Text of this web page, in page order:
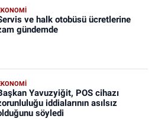
ve halk otobüsü ücretlerine
gündemde
Yavuzyiğit, POS cihazı
iddialarının asılsız
söyledi